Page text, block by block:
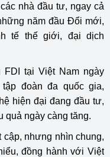
nhà đầu tư, ngay cả
năm đầu Đổi mới,
tế thế giới, đại dịch
FDI tại Việt Nam ngày
đoàn đa quốc gia,
hiện đại đang đầu tư,
quả ngày càng tăng.
cập, nhưng nhìn chung,
đồng hành với Việt